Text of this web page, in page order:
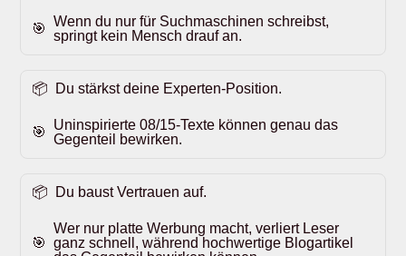
Wenn du nur für Suchmaschinen schreibst,
springt kein Mensch drauf an.
Du stärkst deine Experten-Position.
Uninspirierte 08/15-Texte können genau das
Gegenteil bewirken.
Du baust Vertrauen auf.
Wer nur platte Werbung macht, verliert Leser
ganz schnell, während hochwertige Blogartikel